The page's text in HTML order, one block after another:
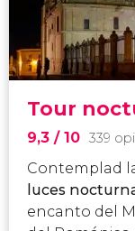
Tour
9,3 / 10 339
Contemplad
luces
encanto del